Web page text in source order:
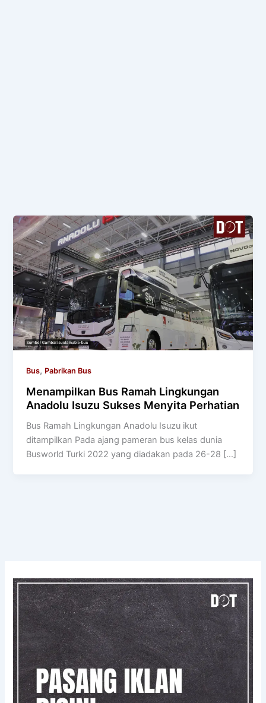
Bus, Pabrikan Bus
Menampilkan Bus Ramah Lingkungan
Anadolu Isuzu Sukses Menyita Perhatian
Bus Ramah Lingkungan Anadolu Isuzu ikut
ditampilkan Pada ajang pameran bus kelas dunia
Busworld Turki 2022 yang diadakan pada 26-28 […]